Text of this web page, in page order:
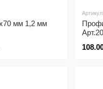
мм 1,2 мм